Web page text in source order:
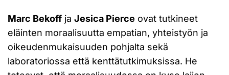
Marc Bekoff ja Jesica Pierce ovat tutkineet
eläinten moraalisuutta empatian, yhteistyön ja
oikeudenmukaisuuden pohjalta sekä
laboratoriossa että kenttätutkimuksissa. He